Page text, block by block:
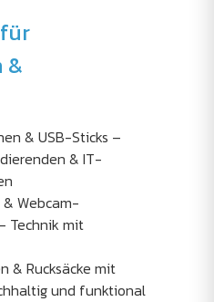
&
& USB-Sticks –
& IT-
Webcam-
Technik mit
& Rucksäcke mit
und funktional